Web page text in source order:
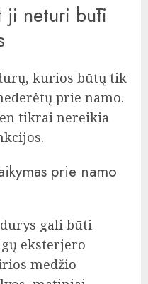
ji neturi būti
kurios būtų tik
prie namo.
tikrai nereikia
prie namo
gali būti
eksterjero
medžio